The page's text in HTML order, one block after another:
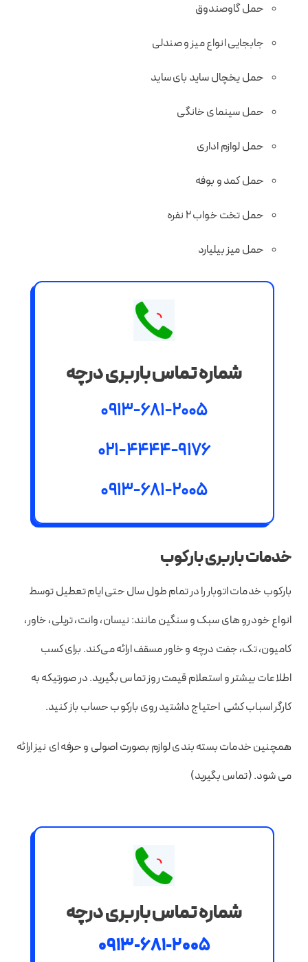
حمل گاوصندوق
جابجایی انواع میز و صندلی
حمل یخچال ساید بای ساید
حمل سینمای خانگی
حمل لوازم اداری
حمل کمد و بوفه
حمل تخت خواب 2 نفره
حمل میز بیلیارد
شماره تماس باربری درچه
0913-681-2005
021-4444-9176
0913-681-2005
خدمات باربری بارکوب
بارکوب خدمات اتوبار را در تمام طول سال حتی ایام تعطیل توسط
انواع خودرو های سبک و سنگین مانند: نیسان، وانت، تریلی، خاور،
کامیون، تک، جفت درچه و خاور مسقف ارائه می‌کند. برای کسب
اطلاعات بیشتر و استعلام قیمت روز تماس بگیرید. در صورتیکه به
کارگر اسباب کشی احتیاج داشتید روی بارکوب حساب باز کنید.
همچنین خدمات بسته بندی لوازم بصورت اصولی و حرفه ای نیز ارائه
می شود. (تماس بگیرید)
شماره تماس باربری درچه
0913-681-2005